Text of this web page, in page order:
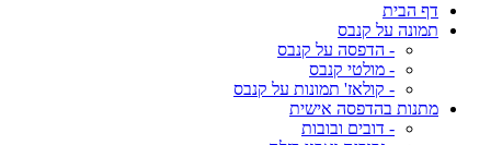
דף הבית
תמונה על קנבס
- הדפסה על קנבס
- מולטי קנבס
- קולאז' תמונות על קנבס
מתנות בהדפסה אישית
- דובים ובובות